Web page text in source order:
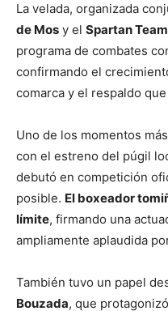
La velada, organizada
de Mos y el Spartan
programa de combates
confirmando el
comarca y el respaldo
Uno de los momentos
con el estreno del púgil
debutó en competición
posible. El boxeador
límite, firmando una
ampliamente aplaudida
También tuvo un papel
Bouzada, que